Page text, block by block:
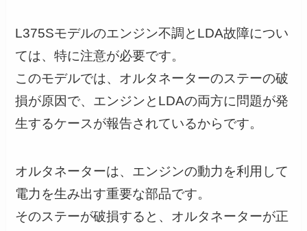
L375Sモデルのエンジン不調とLDA故障につい
ては、特に注意が必要です。
このモデルでは、オルタネーターのステーの破
損が原因で、エンジンとLDAの両方に問題が発
生するケースが報告されているからです。
オルタネーターは、エンジンの動力を利用して
電力を生み出す重要な部品です。
そのステーが破損すると、オルタネーターが正